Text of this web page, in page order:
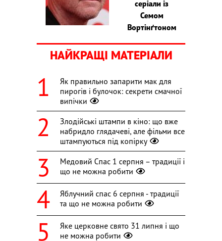
серіали із
Семом
Вортінґтоном
НАЙКРАЩІ МАТЕРІАЛИ
Як правильно запарити мак для
пирогів і булочок: секрети смачної
випічки
Злодійські штампи в кіно: що вже
набридло глядачеві, але фільми все
штампуються під копірку
Медовий Спас 1 серпня – традиції і
що не можна робити
Яблучний спас 6 серпня - традиції
та що не можна робити
Яке церковне свято 31 липня і що
не можна робити